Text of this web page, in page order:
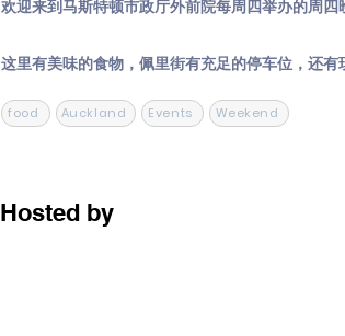
欢迎来到马斯特顿市政厅外前院每周四举办的周四
这里有美味的食物，佩里街有充足的停车位，还有
food Auckland Events Weekend
Hosted by